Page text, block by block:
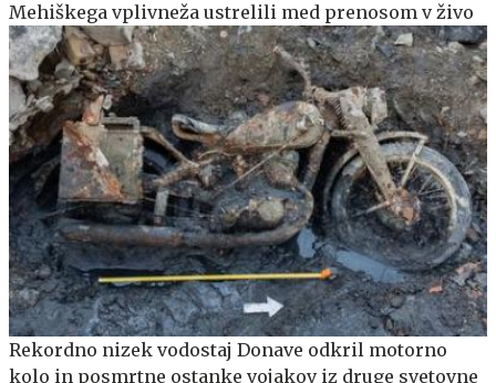
Mehiškega vplivneža ustrelili med prenosom v živo
Rekordno nizek vodostaj Donave odkril motorno
kolo in posmrtne ostanke vojakov iz druge svetovne